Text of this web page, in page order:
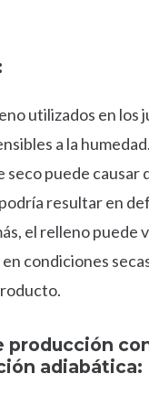
utilizados en los
a la
seco puede causar
resultar en
el relleno puede
condiciones
producción
adiabática: